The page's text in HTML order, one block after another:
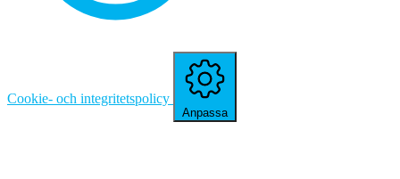
Cookie- och integritetspolicy
Anpassa